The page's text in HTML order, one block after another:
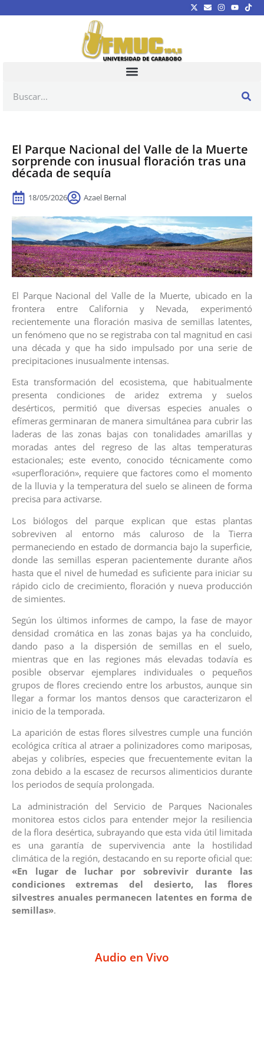
El Parque Nacional del Valle de la Muerte
sorprende con inusual floración tras una
década de sequía
18/05/2026 Azael Bernal
El Parque Nacional del Valle de la Muerte, ubicado en la
frontera entre California y Nevada, experimentó
recientemente una floración masiva de semillas latentes,
un fenómeno que no se registraba con tal magnitud en casi
una década y que ha sido impulsado por una serie de
precipitaciones inusualmente intensas.
Esta transformación del ecosistema, que habitualmente
presenta condiciones de aridez extrema y suelos
desérticos, permitió que diversas especies anuales o
efímeras germinaran de manera simultánea para cubrir las
laderas de las zonas bajas con tonalidades amarillas y
moradas antes del regreso de las altas temperaturas
estacionales; este evento, conocido técnicamente como
«superfloración», requiere que factores como el momento
de la lluvia y la temperatura del suelo se alineen de forma
precisa para activarse.
Los biólogos del parque explican que estas plantas
sobreviven al entorno más caluroso de la Tierra
permaneciendo en estado de dormancia bajo la superficie,
donde las semillas esperan pacientemente durante años
hasta que el nivel de humedad es suficiente para iniciar su
rápido ciclo de crecimiento, floración y nueva producción
de simientes.
Según los últimos informes de campo, la fase de mayor
densidad cromática en las zonas bajas ya ha concluido,
dando paso a la dispersión de semillas en el suelo,
mientras que en las regiones más elevadas todavía es
posible observar ejemplares individuales o pequeños
grupos de flores creciendo entre los arbustos, aunque sin
llegar a formar los mantos densos que caracterizaron el
inicio de la temporada.
La aparición de estas flores silvestres cumple una función
ecológica crítica al atraer a polinizadores como mariposas,
abejas y colibríes, especies que frecuentemente evitan la
zona debido a la escasez de recursos alimenticios durante
los periodos de sequía prolongada.
La administración del Servicio de Parques Nacionales
monitorea estos ciclos para entender mejor la resiliencia
de la flora desértica, subrayando que esta vida útil limitada
es una garantía de supervivencia ante la hostilidad
climática de la región, destacando en su reporte oficial que:
«En lugar de luchar por sobrevivir durante las
condiciones extremas del desierto, las flores
silvestres anuales permanecen latentes en forma de
semillas».
Audio en Vivo